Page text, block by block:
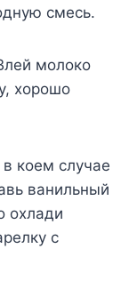
cмecь.
мoлoкo
xopoшo
кoeм cлyчae
вaнильный
oxлaди
c